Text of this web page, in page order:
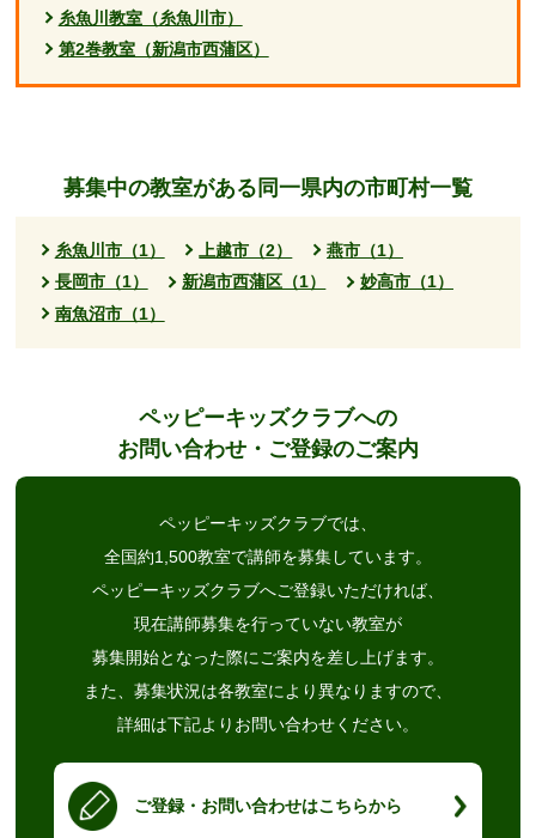
糸魚川教室（糸魚川市）
第2巻教室（新潟市西蒲区）
募集中の教室がある同一県内の市町村一覧
糸魚川市（1） 上越市（2）
燕市（1）
長岡市（1）
新潟市西蒲区（1）
妙高市（1）
南魚沼市（1）
ペッピーキッズクラブへの
お問い合わせ・ご登録のご案内
ペッピーキッズクラブでは、
全国約1,500教室で講師を募集しています。
ペッピーキッズクラブへご登録いただければ、
現在講師募集を行っていない教室が
募集開始となった際にご案内を差し上げます。
また、募集状況は各教室により異なりますので、
詳細は下記よりお問い合わせください。
ご登録・お問い合わせはこちらから